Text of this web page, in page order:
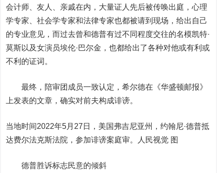
会计师、友人、亲戚在内，大量证人先后被传唤出庭，心理
学专家、社会学专家和法律专家也都被请到现场，给出自己
的专业意见，而过去曾和德普有过不同程度交往的名模凯特·
莫斯以及女演员埃伦·巴尔金，也都给出了各种对他或有利或
不利的证词。
最终，陪审团成员一致认定，希尔德在《华盛顿邮报》
上发表的文章，确实对前夫构成诽谤。
当地时间2022年5月27日，美国弗吉尼亚州，约翰尼·德普抵
达费尔法克斯法院，参加诽谤案庭审。人民视觉 图
德普胜诉标志民意的倾斜